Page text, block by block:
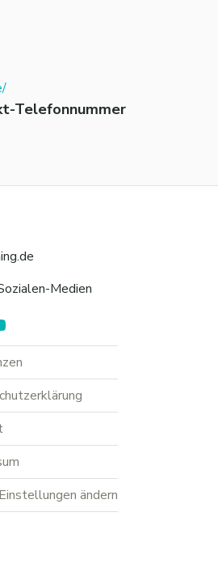
Telefonnummer
Medien
ändern